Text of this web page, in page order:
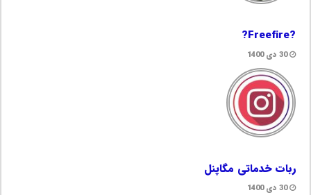
?Freefire?
30 دی 1400
ربات خدماتی مگاپنل
30 دی 1400